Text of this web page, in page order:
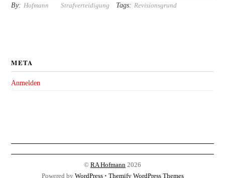
By: Hofmann Strafverteidigung Tags: Revisionsgrund
META
Anmelden
© RA Hofmann 2026
Powered by WordPress• Themify WordPress Themes